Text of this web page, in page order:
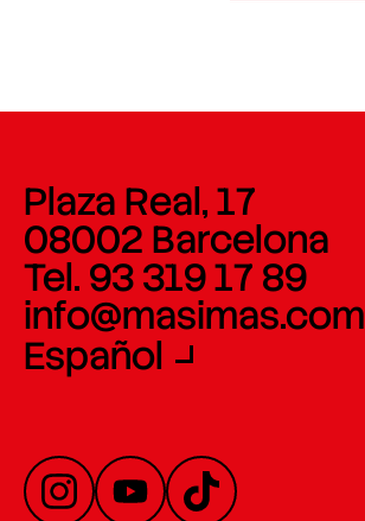
Plaza Real, 17
08002 Barcelona
Tel. 93 319 17 89
info@masimas.com
Español